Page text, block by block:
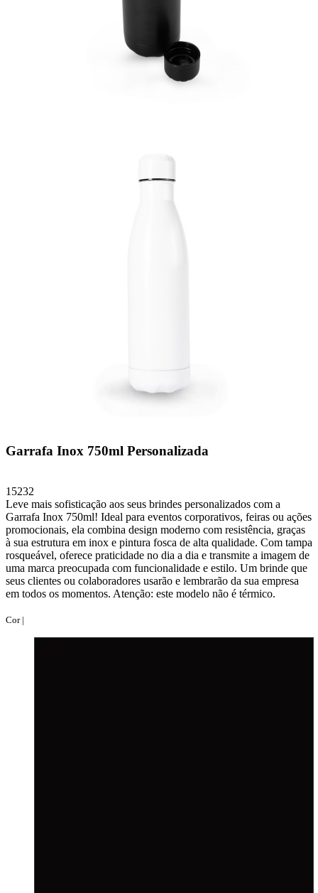
Garrafa Inox 750ml Personalizada
15232
Leve mais sofisticação aos seus brindes personalizados com a
Garrafa Inox 750ml! Ideal para eventos corporativos, feiras ou ações
promocionais, ela combina design moderno com resistência, graças
à sua estrutura em inox e pintura fosca de alta qualidade. Com tampa
rosqueável, oferece praticidade no dia a dia e transmite a imagem de
uma marca preocupada com funcionalidade e estilo. Um brinde que
seus clientes ou colaboradores usarão e lembrarão da sua empresa
em todos os momentos. Atenção: este modelo não é térmico.
Cor |